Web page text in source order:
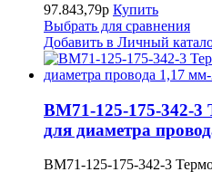
97.843,79р Купить
Выбрать для сравнения
Добавить в Личный
BM71-125-175-342-
для диаметра
BM71-125-175-342-3